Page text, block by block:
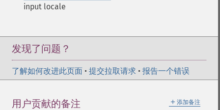
input locale
发现了问题？
了解如何改进此页面 • 提交拉取请求 • 报告一个错误
＋ 添加备注
用户贡献的备注